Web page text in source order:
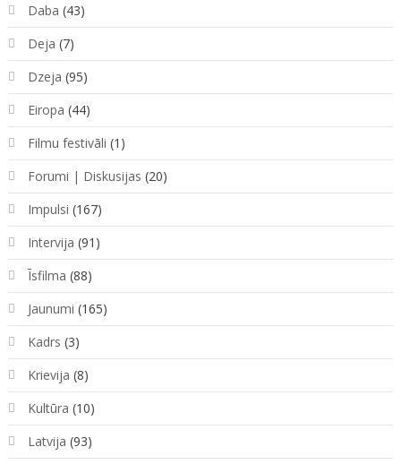
Daba (43)
Deja (7)
Dzeja (95)
Eiropa (44)
Filmu festivāli (1)
Forumi | Diskusijas (20)
Impulsi (167)
Intervija (91)
Īsfilma (88)
Jaunumi (165)
Kadrs (3)
Krievija (8)
Kultūra (10)
Latvija (93)